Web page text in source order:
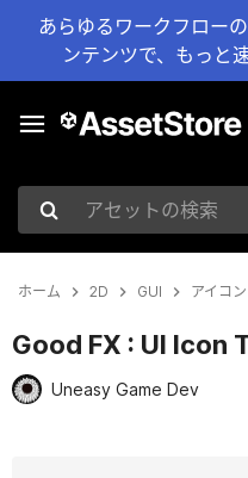
あらゆるワークフロー
ンテンツで、もっと
アセットの検索
ホーム 2D GUI アイコン
Good FX : UI Icon
Uneasy Game Dev